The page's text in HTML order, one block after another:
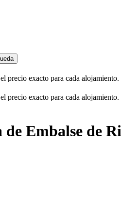
precio exacto para cada alojamiento.
precio exacto para cada alojamiento.
de Embalse de